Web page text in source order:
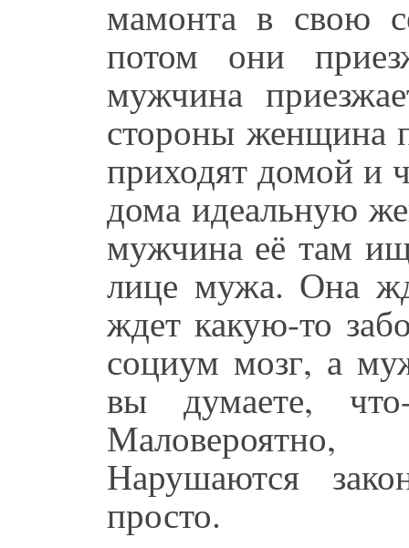
мамонта в свою
потом они
мужчина
стороны женщина
приходят домой и
дома идеальную
мужчина её там
лице мужа. Она
ждет какую-то
социум мозг, а
вы думаете,
Нарушаются
просто.